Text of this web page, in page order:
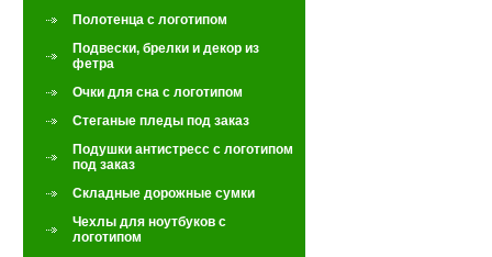
Полотенца с логотипом
Подвески, брелки и декор из
фетра
Очки для сна с логотипом
Стеганые пледы под заказ
Подушки антистресс с логотипом
под заказ
Складные дорожные сумки
Чехлы для ноутбуков с
логотипом